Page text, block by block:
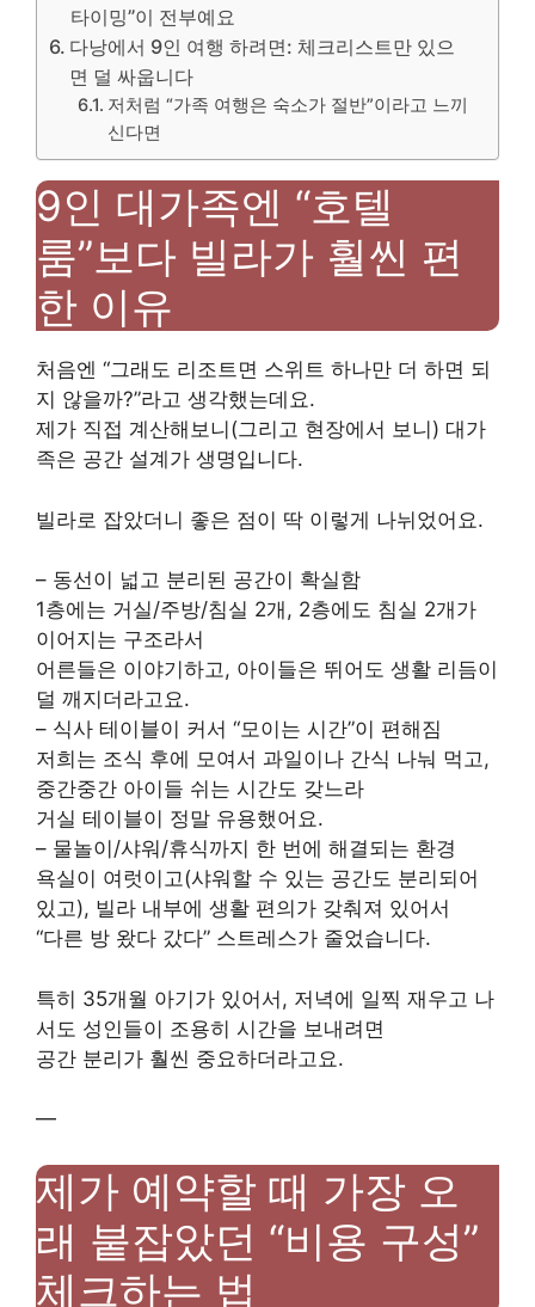
타이밍”이 전부예요
다낭에서 9인 여행 하려면: 체크리스트만 있으
면 덜 싸웁니다
저처럼 “가족 여행은 숙소가 절반”이라고 느끼
신다면
9인 대가족엔 “호텔
룸”보다 빌라가 훨씬 편
한 이유
처음엔 “그래도 리조트면 스위트 하나만 더 하면 되
지 않을까?”라고 생각했는데요.
제가 직접 계산해보니(그리고 현장에서 보니) 대가
족은 공간 설계가 생명입니다.
빌라로 잡았더니 좋은 점이 딱 이렇게 나뉘었어요.
– 동선이 넓고 분리된 공간이 확실함
1층에는 거실/주방/침실 2개, 2층에도 침실 2개가
이어지는 구조라서
어른들은 이야기하고, 아이들은 뛰어도 생활 리듬이
덜 깨지더라고요.
– 식사 테이블이 커서 “모이는 시간”이 편해짐
저희는 조식 후에 모여서 과일이나 간식 나눠 먹고,
중간중간 아이들 쉬는 시간도 갖느라
거실 테이블이 정말 유용했어요.
– 물놀이/샤워/휴식까지 한 번에 해결되는 환경
욕실이 여럿이고(샤워할 수 있는 공간도 분리되어
있고), 빌라 내부에 생활 편의가 갖춰져 있어서
“다른 방 왔다 갔다” 스트레스가 줄었습니다.
특히 35개월 아기가 있어서, 저녁에 일찍 재우고 나
서도 성인들이 조용히 시간을 보내려면
공간 분리가 훨씬 중요하더라고요.
—
제가 예약할 때 가장 오
래 붙잡았던 “비용 구성”
체크하는 법